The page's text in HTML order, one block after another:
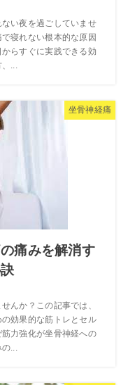
い夜を過ごしていませ
寝れない根本的な原因
らすぐに実践できる効
、...
坐骨神経痛
痛みを解消す
んか？この記事では、
効果的な筋トレとセル
力強化が坐骨神経への
の...